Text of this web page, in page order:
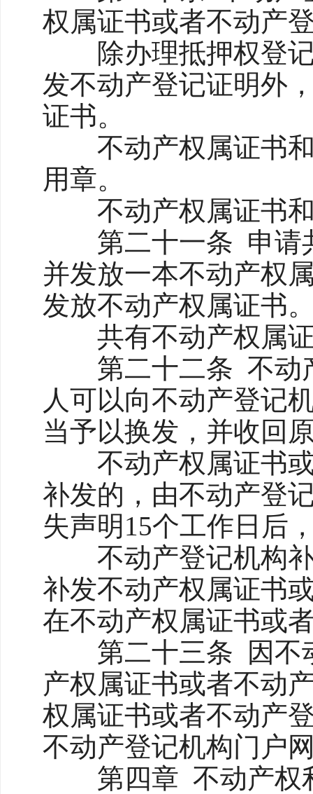
权属证书或者不动产
除办理抵押权登记
发不动产登记证明外
证书。
不动产权属证书和
用章。
不动产权属证书和
第二十一条 申请共
并发放一本不动产权
发放不动产权属证书
共有不动产权属证
第二十二条 不动产
人可以向不动产登记
当予以换发，并收回
不动产权属证书或
补发的，由不动产登
失声明15个工作日后
不动产登记机构补
补发不动产权属证书
在不动产权属证书或
第二十三条 因不动
产权属证书或者不动
权属证书或者不动产
不动产登记机构门户
第四章 不动产权